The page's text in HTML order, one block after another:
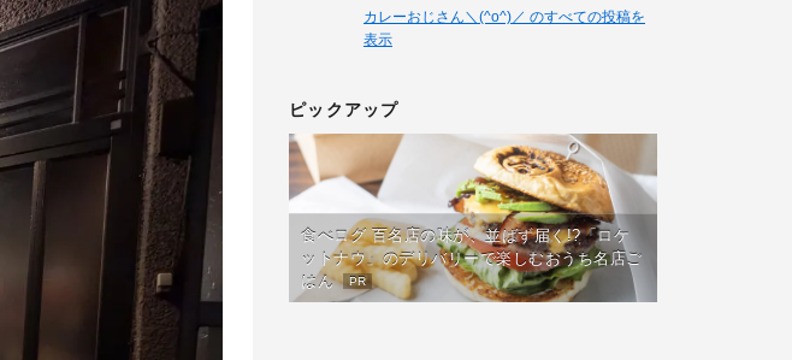
カレーおじさん＼(^o^)／ のすべての投稿を
表示
ピックアップ
食べログ 百名店の味が、並ばず届く!?「ロケ
ットナウ」のデリバリーで楽しむおうち名店ご
はん
PR